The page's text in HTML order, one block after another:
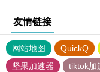
友情链接
网站地图 QuickQ
坚果加速器
tiktok加